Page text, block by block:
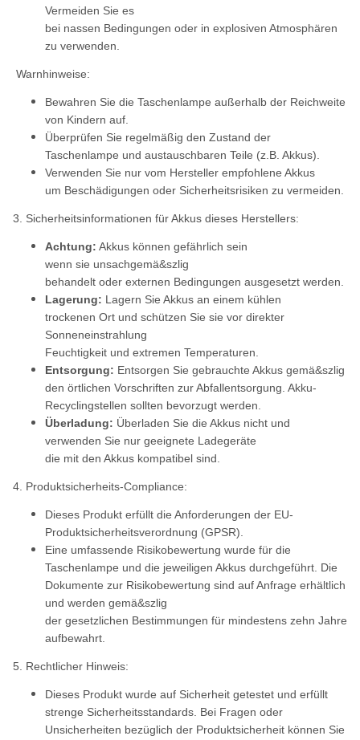
Vermeiden Sie es
bei nassen Bedingungen oder in explosiven Atmosphären
zu verwenden.
Warnhinweise:
Bewahren Sie die Taschenlampe außerhalb der Reichweite
von Kindern auf.
Überprüfen Sie regelmäßig den Zustand der
Taschenlampe und austauschbaren Teile (z.B. Akkus).
Verwenden Sie nur vom Hersteller empfohlene Akkus
um Beschädigungen oder Sicherheitsrisiken zu vermeiden.
3. Sicherheitsinformationen für Akkus dieses Herstellers:
Achtung: Akkus können gefährlich sein
wenn sie unsachgemä&szlig
behandelt oder externen Bedingungen ausgesetzt werden.
Lagerung: Lagern Sie Akkus an einem kühlen
trockenen Ort und schützen Sie sie vor direkter
Sonneneinstrahlung
Feuchtigkeit und extremen Temperaturen.
Entsorgung: Entsorgen Sie gebrauchte Akkus gemä&szlig
den örtlichen Vorschriften zur Abfallentsorgung. Akku-
Recyclingstellen sollten bevorzugt werden.
Überladung: Überladen Sie die Akkus nicht und
verwenden Sie nur geeignete Ladegeräte
die mit den Akkus kompatibel sind.
4. Produktsicherheits-Compliance:
Dieses Produkt erfüllt die Anforderungen der EU-
Produktsicherheitsverordnung (GPSR).
Eine umfassende Risikobewertung wurde für die
Taschenlampe und die jeweiligen Akkus durchgeführt. Die
Dokumente zur Risikobewertung sind auf Anfrage erhältlich
und werden gemä&szlig
der gesetzlichen Bestimmungen für mindestens zehn Jahre
aufbewahrt.
5. Rechtlicher Hinweis:
Dieses Produkt wurde auf Sicherheit getestet und erfüllt
strenge Sicherheitsstandards. Bei Fragen oder
Unsicherheiten bezüglich der Produktsicherheit können Sie